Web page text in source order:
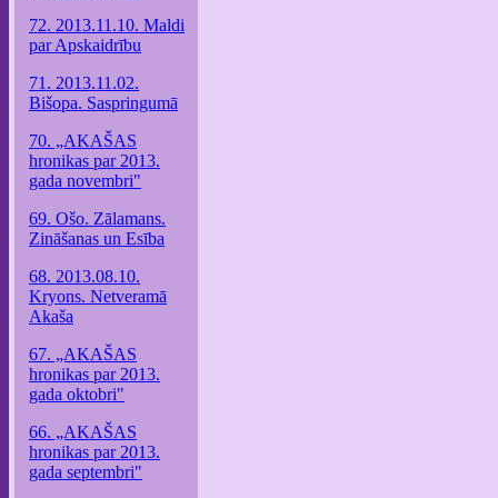
72. 2013.11.10. Maldi
par Apskaidrību
71. 2013.11.02.
Bišopa. Saspringumā
70. „AKAŠAS
hronikas par 2013.
gada novembri"
69. Ošo. Zālamans.
Zināšanas un Esība
68. 2013.08.10.
Kryons. Netveramā
Akaša
67. „AKAŠAS
hronikas par 2013.
gada oktobri"
66. „AKAŠAS
hronikas par 2013.
gada septembri"